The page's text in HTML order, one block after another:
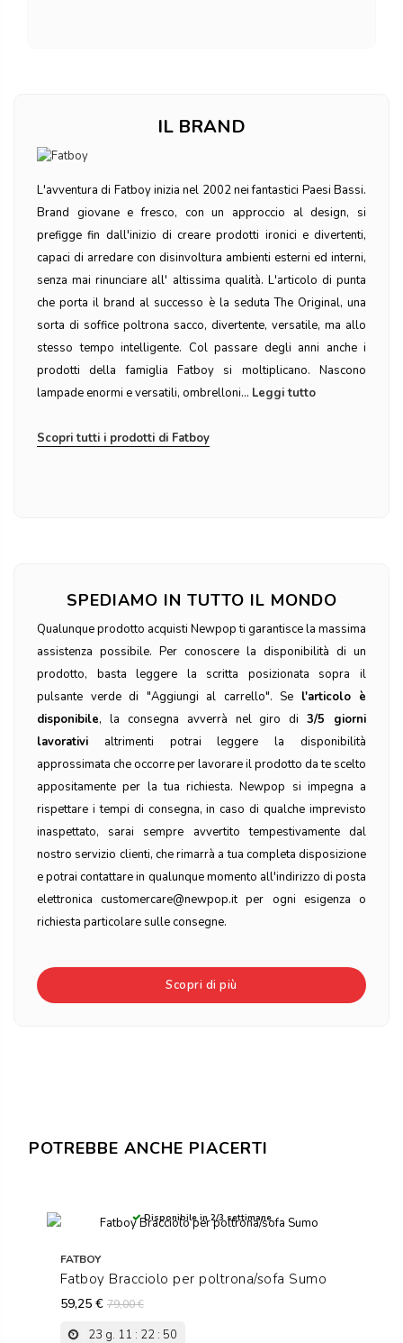
IL BRAND
L'avventura di Fatboy inizia nel 2002 nei fantastici Paesi Bassi.
Brand giovane e fresco, con un approccio al design, si
prefigge fin dall'inizio di creare prodotti ironici e divertenti,
capaci di arredare con disinvoltura ambienti esterni ed interni,
senza mai rinunciare all' altissima qualità. L'articolo di punta
che porta il brand al successo è la seduta The Original, una
sorta di soffice poltrona sacco, divertente, versatile, ma allo
stesso tempo intelligente. Col passare degli anni anche i
prodotti della famiglia Fatboy si moltiplicano. Nascono
lampade enormi e versatili, ombrelloni... Leggi tutto
Scopri tutti i prodotti di Fatboy
SPEDIAMO IN TUTTO IL MONDO
Qualunque prodotto acquisti Newpop ti garantisce la massima
assistenza possibile. Per conoscere la disponibilità di un
prodotto, basta leggere la scritta posizionata sopra il
pulsante verde di "Aggiungi al carrello". Se l'articolo è
disponibile, la consegna avverrà nel giro di3/5 giorni
lavorativi altrimenti potrai leggere la disponibilità
approssimata che occorre per lavorare il prodotto da te scelto
appositamente per la tua richiesta. Newpop si impegna a
rispettare i tempi di consegna, in caso di qualche imprevisto
inaspettato, sarai sempre avvertito tempestivamente dal
nostro servizio clienti, che rimarrà a tua completa disposizione
e potrai contattare in qualunque momento all'indirizzo di posta
elettronica customercare@newpop.it per ogni esigenza o
richiesta particolare sulle consegne.
Scopri di più
POTREBBE ANCHE PIACERTI
Disponibile in 2/3 settimane
FATBOY
Fatboy Bracciolo per poltrona/sofa Sumo
59,25 € 79,00 €
23 g. 11 : 22 : 49